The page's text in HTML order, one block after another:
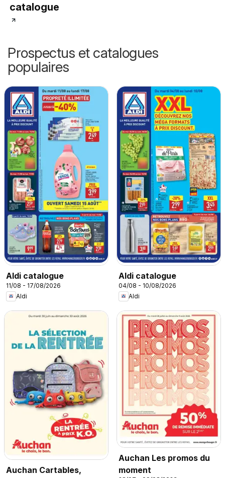
catalogue
Prospectus et catalogues
populaires
Aldi catalogue
11/08 - 17/08/2026
Aldi
Aldi catalogue
04/08 - 10/08/2026
Aldi
Auchan Cartables,
Auchan Les promos du
moment